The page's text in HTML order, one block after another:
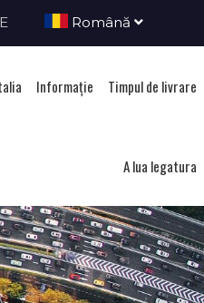
Română
Informație Timpul de livrare
A lua legatura